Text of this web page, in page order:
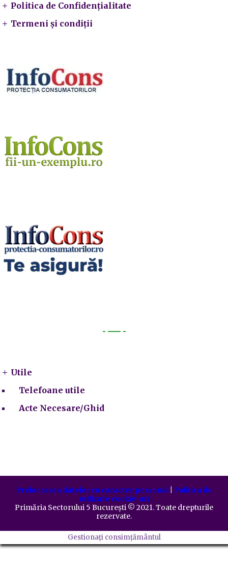
Politica de Confidențialitate
Termeni și condiții
Utile
Telefoane utile
Acte Necesare/Ghid
Prelucrarea datelor cu caracter personal| Politica de
utilizare cookie-uri
Primăria Sectorului 5 București ©️ 2021. Toate drepturile
rezervate.
Gestionați consimțământul